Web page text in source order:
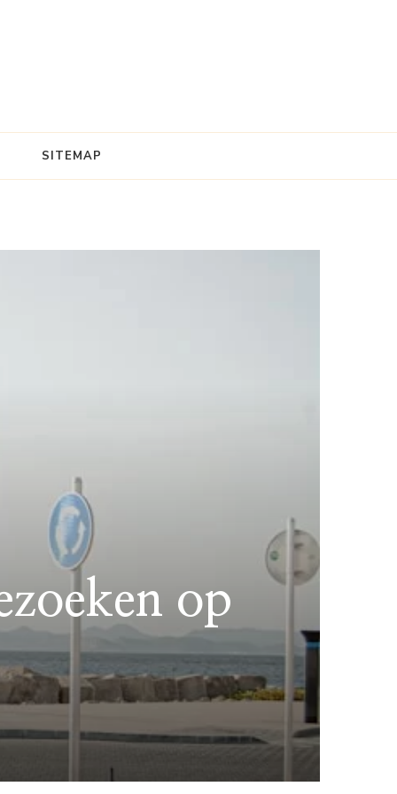
SITEMAP
op